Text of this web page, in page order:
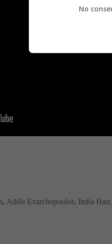
Adèle Exarchopoulos, India
No